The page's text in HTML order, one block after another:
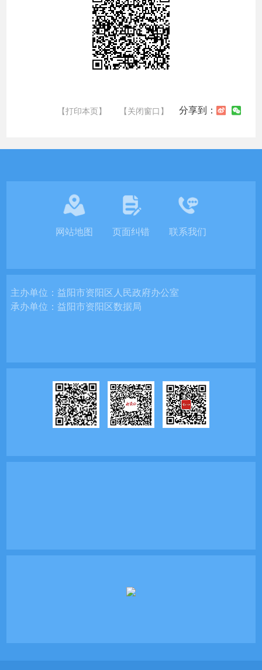
【打印本页】 【关闭窗口】 分享到：
网站地图 页面纠错 联系我们
主办单位：益阳市资阳区人民政府办公室
承办单位：益阳市资阳区数据局